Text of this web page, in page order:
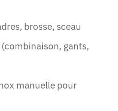
brosse, sceau
gants,
manuelle pour